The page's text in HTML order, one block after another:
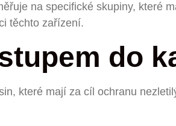
na specifické skupiny, které
těchto zařízení.
do
které mají za cíl ochranu